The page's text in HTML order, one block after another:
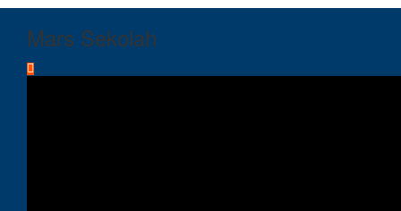
Mars Sekolah